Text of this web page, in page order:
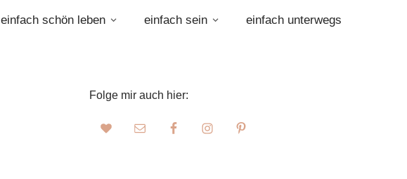
einfach schön leben einfach sein einfach unterwegs
Folge mir auch hier: